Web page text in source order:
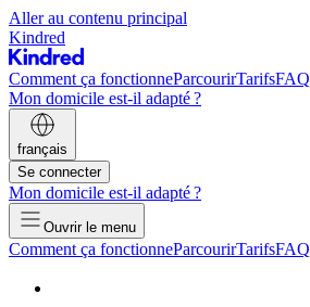
Aller au contenu principal
Kindred
Comment ça fonctionneParcourirTarifsFAQ
Mon domicile est-il adapté ?
français
Se connecter
Mon domicile est-il adapté ?
Ouvrir le menu
Comment ça fonctionneParcourirTarifsFAQ